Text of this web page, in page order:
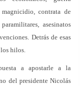
contrata de
asesinatos
Detrás de esas
los hilos.
a apostarle a la
del presidente Nicolás